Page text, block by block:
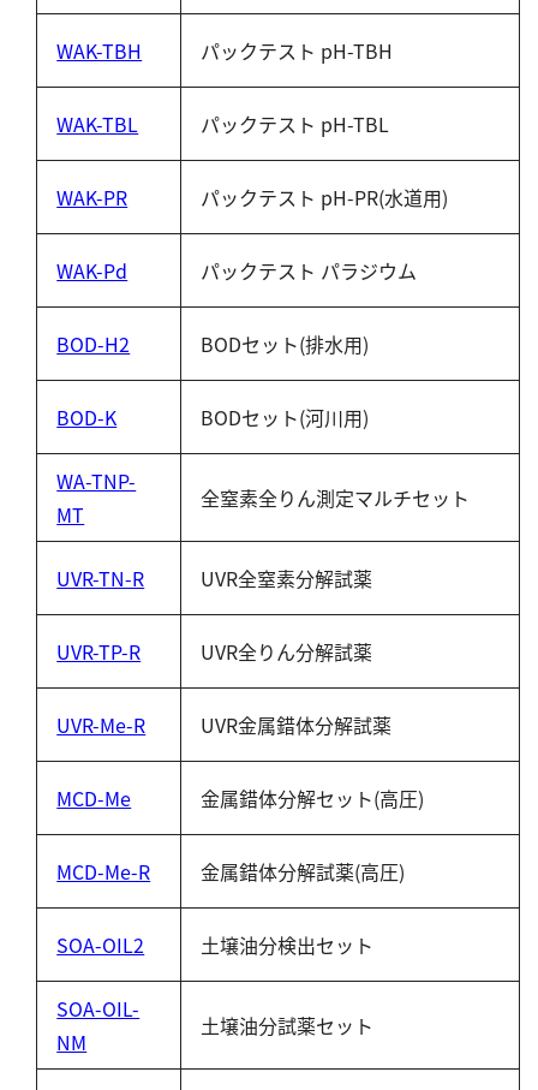
WAK-TBH パックテスト pH-TBH
WAK-TBL パックテスト pH-TBL
WAK-PR パックテスト pH-PR(水道用)
WAK-Pd パックテスト パラジウム
BOD-H2 BODセット(排水用)
BOD-K BODセット(河川用)
WA-TNP-
MT
全窒素全りん測定マルチセット
UVR-TN-R UVR全窒素分解試薬
UVR-TP-R UVR全りん分解試薬
UVR-Me-R UVR金属錯体分解試薬
MCD-Me 金属錯体分解セット(高圧)
MCD-Me-R 金属錯体分解試薬(高圧)
SOA-OIL2 土壌油分検出セット
SOA-OIL-
NM
土壌油分試薬セット